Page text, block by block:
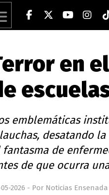
en
emblemáticas
desatando
fantasma de
de que ocurra
2026 - Por Noticias Ensenada